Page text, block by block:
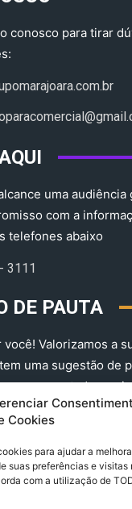
Cookies
para ajudar a
suas preferências e visitas
com a utilização de
conosco para tirar
uma audiência
com a
telefones abaixo
3111
DE PAUTA
Valorizamos a
uma sugestão de
ser contada,
3111